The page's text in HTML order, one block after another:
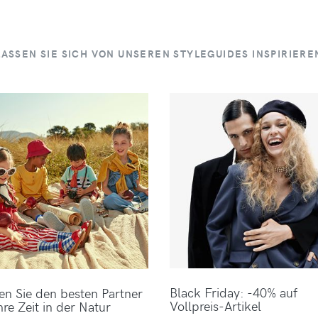
SIE SICH VON UNSEREN STYLEGUIDES
Sie den besten Partner
Zeit in der Natur
Black Friday: -40% auf
Vollpreis-Artikel